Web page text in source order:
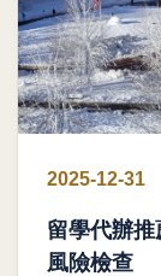
2025-12-31
留學代辦
風險檢查